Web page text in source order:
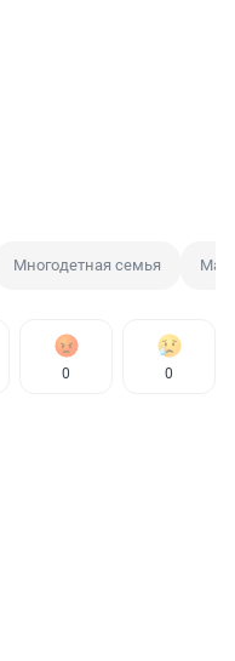
Многодетная семья
0 0